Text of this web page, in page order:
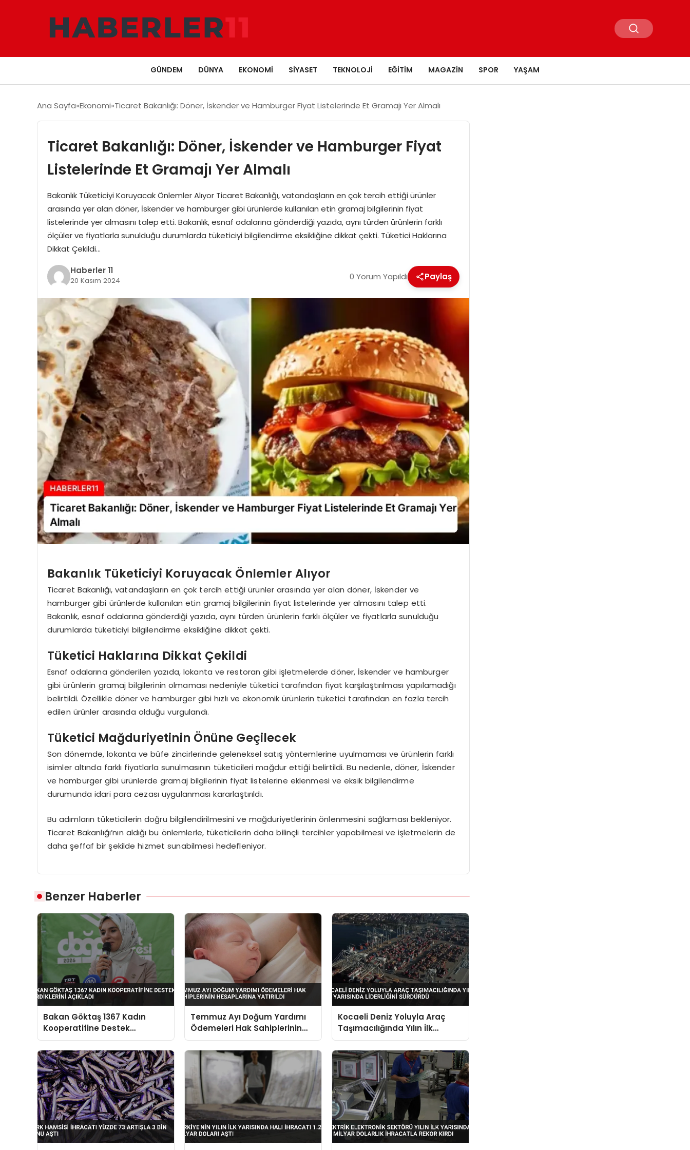
GÜNDEM DÜNYA EKONOMI SIYASET TEKNOLOJI EĞITIM MAGAZIN SPOR YAŞAM
Ana Sayfa Ekonomi Ticaret Bakanlığı: Döner, İskender ve Hamburger Fiyat Listelerinde Et Gramajı Yer Almalı
Ticaret Bakanlığı: Döner, İskender ve Hamburger Fiyat
Listelerinde Et Gramajı Yer Almalı
Bakanlık Tüketiciyi Koruyacak Önlemler Alıyor Ticaret Bakanlığı, vatandaşların en çok tercih ettiği ürünler
arasında yer alan döner, İskender ve hamburger gibi ürünlerde kullanılan etin gramaj bilgilerinin fiyat
listelerinde yer almasını talep etti. Bakanlık, esnaf odalarına gönderdiği yazıda, aynı türden ürünlerin farklı
ölçüler ve fiyatlarla sunulduğu durumlarda tüketiciyi bilgilendirme eksikliğine dikkat çekti. Tüketici Haklarına
Dikkat Çekildi…
Haberler 11
20 Kasım 2024 0 Yorum Yapıldı Paylaş
Bakanlık Tüketiciyi Koruyacak Önlemler Alıyor
Ticaret Bakanlığı, vatandaşların en çok tercih ettiği ürünler arasında yer alan döner, İskender ve
hamburger gibi ürünlerde kullanılan etin gramaj bilgilerinin fiyat listelerinde yer almasını talep etti.
Bakanlık, esnaf odalarına gönderdiği yazıda, aynı türden ürünlerin farklı ölçüler ve fiyatlarla sunulduğu
durumlarda tüketiciyi bilgilendirme eksikliğine dikkat çekti.
Tüketici Haklarına Dikkat Çekildi
Esnaf odalarına gönderilen yazıda, lokanta ve restoran gibi işletmelerde döner, İskender ve hamburger
gibi ürünlerin gramaj bilgilerinin olmaması nedeniyle tüketici tarafından fiyat karşılaştırılması yapılamadığı
belirtildi. Özellikle döner ve hamburger gibi hızlı ve ekonomik ürünlerin tüketici tarafından en fazla tercih
edilen ürünler arasında olduğu vurgulandı.
Tüketici Mağduriyetinin Önüne Geçilecek
Son dönemde, lokanta ve büfe zincirlerinde geleneksel satış yöntemlerine uyulmaması ve ürünlerin farklı
isimler altında farklı fiyatlarla sunulmasının tüketicileri mağdur ettiği belirtildi. Bu nedenle, döner, İskender
ve hamburger gibi ürünlerde gramaj bilgilerinin fiyat listelerine eklenmesi ve eksik bilgilendirme
durumunda idari para cezası uygulanması kararlaştırıldı.
Bu adımların tüketicilerin doğru bilgilendirilmesini ve mağduriyetlerinin önlenmesini sağlaması bekleniyor.
Ticaret Bakanlığı’nın aldığı bu önlemlerle, tüketicilerin daha bilinçli tercihler yapabilmesi ve işletmelerin de
daha şeffaf bir şekilde hizmet sunabilmesi hedefleniyor.
Benzer Haberler
Bakan Göktaş 1367 Kadın
Kooperatifine Destek
Verdiklerini Açıkladı
Temmuz Ayı Doğum Yardımı
Ödemeleri Hak Sahiplerinin
Hesaplarına Yatırıldı
Kocaeli Deniz Yoluyla Araç
Taşımacılığında Yılın İlk
Yarısında Liderliğini Sürdürdü